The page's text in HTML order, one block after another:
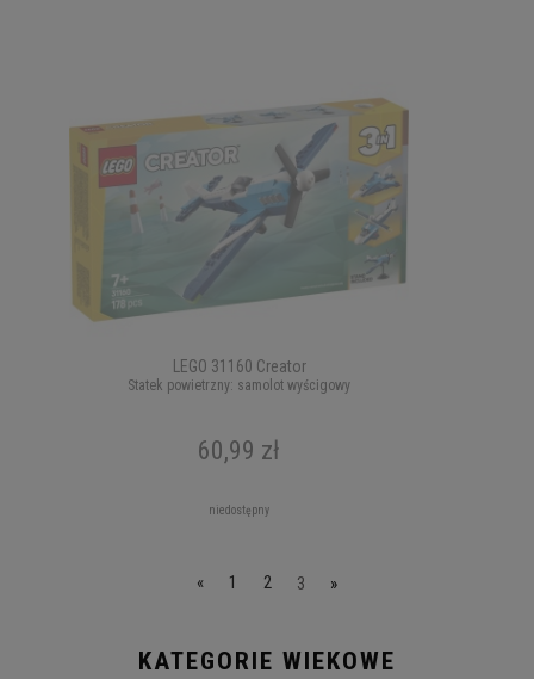
LEGO 31160 Creator
Statek powietrzny: samolot wyścigowy
60,99 zł
niedostępny
« 1 2 3 »
KATEGORIE WIEKOWE